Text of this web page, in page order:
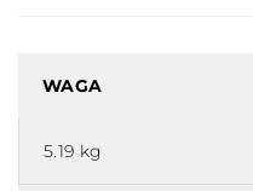
Moc: max 20W, 3 X G9
WAGA
5.19 kg